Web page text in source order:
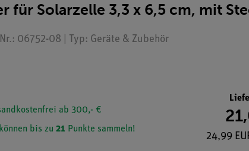
für Solarzelle 3,3 x 6,5 cm, mit
06752-08 | Typ: Geräte & Zubehör
ab 300,- €
bis zu 21 Punkte sammeln!
24,99